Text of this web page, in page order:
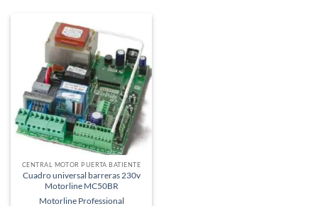
CENTRAL MOTOR PUERTA BATIENTE
Cuadro universal barreras 230v
Motorline MC50BR
Motorline Professional